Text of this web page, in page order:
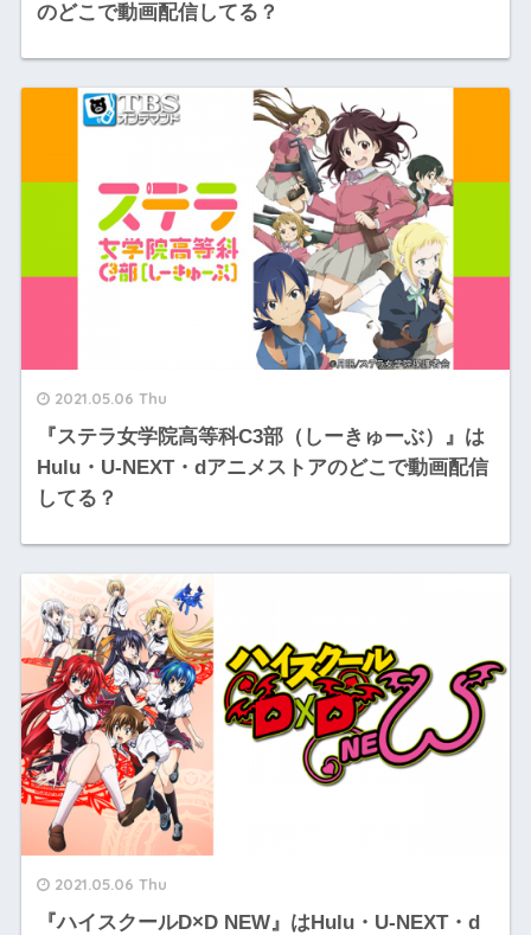
のどこで動画配信してる？
2021.05.06 Thu
『ステラ女学院高等科C3部（しーきゅーぶ）』は
Hulu・U-NEXT・dアニメストアのどこで動画配信
してる？
2021.05.06 Thu
『ハイスクールD×D NEW』はHulu・U-NEXT・d